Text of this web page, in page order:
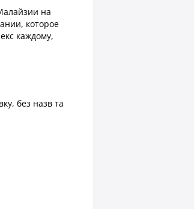
на
которое
каждому,
без назв та